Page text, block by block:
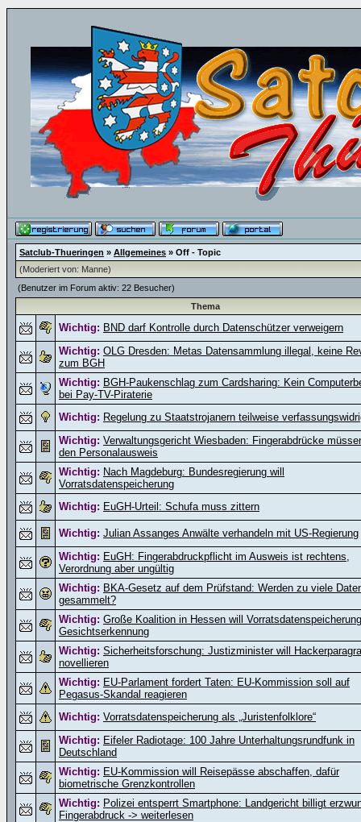
Satclub-Thueringen » Allgemeines » Off - Topic
(Moderiert von: Manne)
(Benutzer im Forum aktiv: 22 Besucher)
Thema
Wichtig: BND darf Kontrolle durch Datenschützer verweigern
Wichtig: OLG Dresden: Metas Datensammlung illegal, keine
zum BGH
Wichtig: BGH-Paukenschlag zum Cardsharing: Kein
bei Pay-TV-Piraterie
Wichtig: Regelung zu Staatstrojanern teilweise
Wichtig: Verwaltungsgericht Wiesbaden: Fingerabdrücke
den Personalausweis
Wichtig: Nach Magdeburg: Bundesregierung will
Vorratsdatenspeicherung
Wichtig: EuGH-Urteil: Schufa muss zittern
Wichtig: Julian Assanges Anwälte verhandeln mit US-Regierung
Wichtig: EuGH: Fingerabdruckpflicht im Ausweis ist rechtens,
Verordnung aber ungültig
Wichtig: BKA-Gesetz auf dem Prüfstand: Werden zu viele
gesammelt?
Wichtig: Große Koalition in Hessen will
Gesichtserkennung
Wichtig: Sicherheitsforschung: Justizminister will
novellieren
Wichtig: EU-Parlament fordert Taten: EU-Kommission soll auf
Pegasus-Skandal reagieren
Wichtig: Vorratsdatenspeicherung als „Juristenfolklore“
Wichtig: Eifeler Radiotage: 100 Jahre Unterhaltungsrundfunk in
Deutschland
Wichtig: EU-Kommission will Reisepässe abschaffen, dafür
biometrische Grenzkontrollen
Wichtig: Polizei entsperrt Smartphone: Landgericht billigt
Fingerabdruck -> weiterlesen